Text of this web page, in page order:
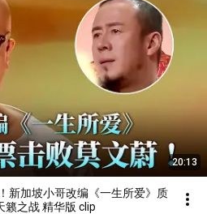
20:13
新加坡小哥改编《一生所爱》质
之战 精华版 clip